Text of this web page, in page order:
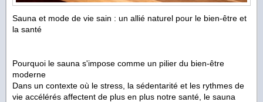
Sauna et mode de vie sain : un allié naturel pour le bien-être et
la santé
Pourquoi le sauna s'impose comme un pilier du bien-être
moderne
Dans un contexte où le stress, la sédentarité et les rythmes de
vie accélérés affectent de plus en plus notre santé, le sauna